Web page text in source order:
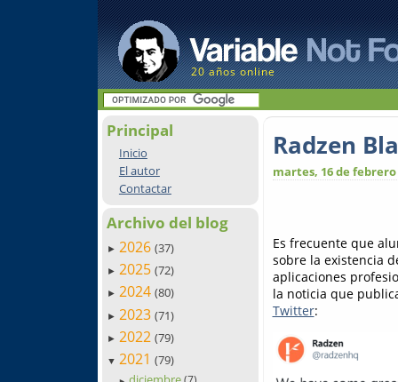
20 años online
Principal
Inicio
El autor
Contactar
Archivo del blog
► 2026 (37)
► 2025 (72)
► 2024 (80)
► 2023 (71)
► 2022 (79)
▼ 2021 (79)
Radzen
martes, 16 de febrero
Es frecuente que
sobre la existencia
aplicaciones
la noticia que
Twitter: